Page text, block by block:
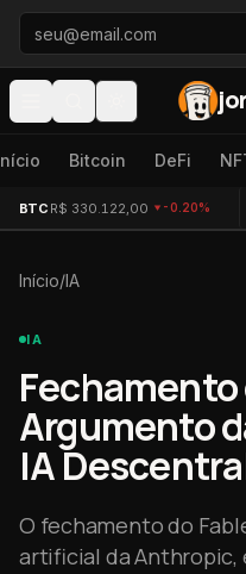
Pular para o conteúdo
Bitcoin DeFi
BTC R$ 330.122,00 -0.20%
Início/IA
IA
Fechamento
Argumento
IA
O fechamento do
artificial da Anthropic,